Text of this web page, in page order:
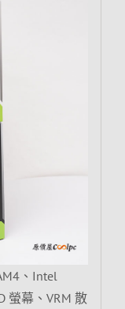
、Intel
螢幕、VRM 散